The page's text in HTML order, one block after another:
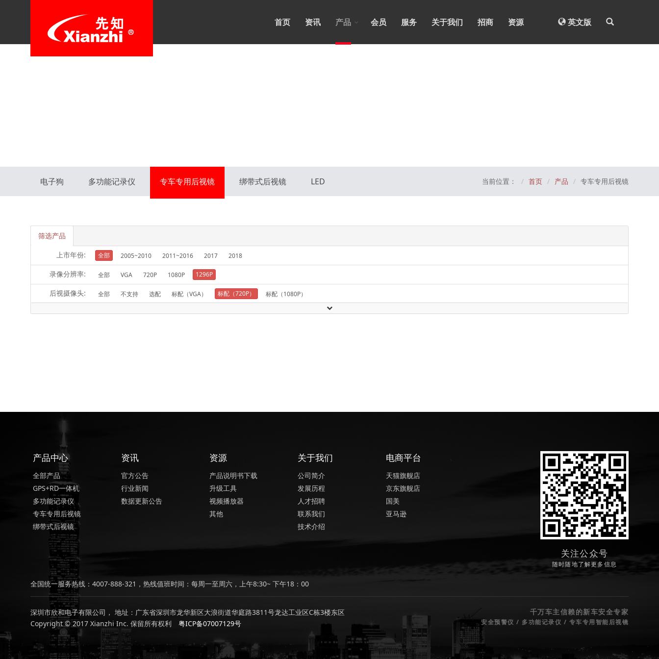
首页 资讯 产品 会员 服务 关于我们 招商 资源 英文版
电子狗 多功能记录仪 专车专用后视镜 绑带式后视镜 LED 当前位置： 首页 产品 专车专用后视镜
筛选产品
上市年份: 全部 2005~2010 2011~2016 2017 2018
录像分辨率: 全部 VGA 720P 1080P 1296P
后视摄像头: 全部 不支持 选配 标配（VGA） 标配（720P） 标配（1080P）
产品中心
全部产品
GPS+RD一体机
多功能记录仪
专车专用后视镜
绑带式后视镜
资讯
官方公告
行业新闻
数据更新公告
资源
产品说明书下载
升级工具
视频播放器
其他
关于我们
公司简介
发展历程
人才招聘
联系我们
技术介绍
电商平台
天猫旗舰店
京东旗舰店
国美
亚马逊
关注公众号
随时随地了解更多信息
全国统一服务热线：4007-888-321，热线值班时间：每周一至周六，上午8:30~ 下午18：00
深圳市欣和电子有限公司， 地址：广东省深圳市龙华新区大浪街道华庭路3811号龙达工业区C栋3楼东区
Copyright © 2017 Xianzhi Inc. 保留所有权利
粤ICP备07007129号
千万车主信赖的新车安全专家
安全预警仪 / 多功能记录仪 / 专车专用智能后视镜